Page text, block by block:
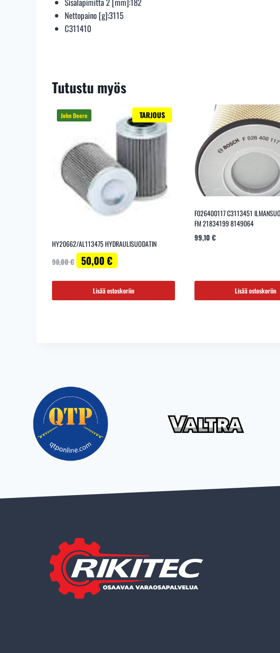
Nettopaino [g]:3115
C311410
Tutustu myös
TARJOUS
HY20662/AL113475 HYDRAULISUODATIN
98,00€Alkuperäinen
hinta
oli:
98,00 €.
50,00 € Nykyinen
hinta
on:
50,00 €.
Lisää ostoskoriin
F026400117 C3113451
FM 21834199 8149064
99,10 €
Lisää ostoskoriin